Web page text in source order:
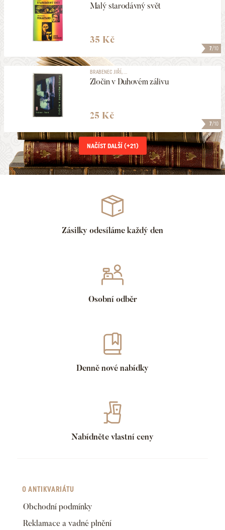
7/10
Malý starodávný svět
35 Kč
7/10
BRABENEC JIŘÍ, ...
Zločin v Duhovém zálivu
25 Kč
NAČÍST DALŠÍ (+21)
Zásilky odesíláme každý den
Osobní odběr
Denně nové nabídky
Nabídněte vlastní ceny
O ANTIKVARIÁTU
Obchodní podmínky
Reklamace a vadné plnění